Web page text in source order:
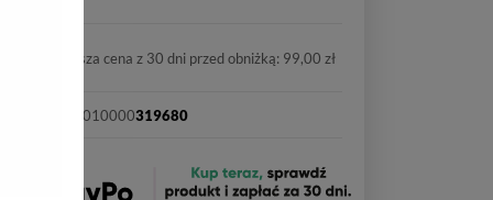
Najniższa cena z 30 dni przed obniżką: 99,00 zł
2010000319680